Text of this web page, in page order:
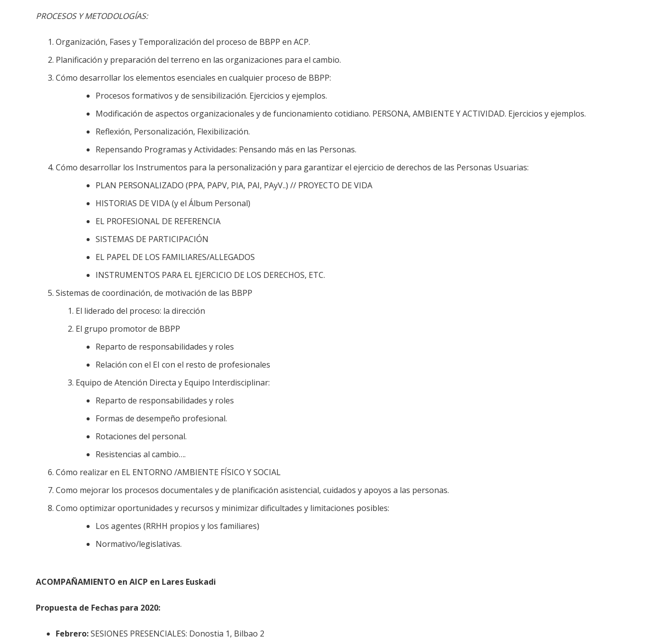
PROCESOS Y METODOLOGÍAS:
Organización, Fases y Temporalización del proceso de BBPP en ACP.
Planificación y preparación del terreno en las organizaciones para el cambio.
Cómo desarrollar los elementos esenciales en cualquier proceso de BBPP:
Procesos formativos y de sensibilización. Ejercicios y ejemplos.
Modificación de aspectos organizacionales y de funcionamiento cotidiano. PERSONA, AMBIENTE Y ACTIVIDAD. Ejercicios y ejemplos.
Reflexión, Personalización, Flexibilización.
Repensando Programas y Actividades: Pensando más en las Personas.
Cómo desarrollar los Instrumentos para la personalización y para garantizar el ejercicio de derechos de las Personas Usuarias:
PLAN PERSONALIZADO (PPA, PAPV, PIA, PAI, PAyV..) // PROYECTO DE VIDA
HISTORIAS DE VIDA (y el Álbum Personal)
EL PROFESIONAL DE REFERENCIA
SISTEMAS DE PARTICIPACIÓN
EL PAPEL DE LOS FAMILIARES/ALLEGADOS
INSTRUMENTOS PARA EL EJERCICIO DE LOS DERECHOS, ETC.
Sistemas de coordinación, de motivación de las BBPP
El liderado del proceso: la dirección
El grupo promotor de BBPP
Reparto de responsabilidades y roles
Relación con el EI con el resto de profesionales
Equipo de Atención Directa y Equipo Interdisciplinar:
Reparto de responsabilidades y roles
Formas de desempeño profesional.
Rotaciones del personal.
Resistencias al cambio….
Cómo realizar en EL ENTORNO /AMBIENTE FÍSICO Y SOCIAL
Como mejorar los procesos documentales y de planificación asistencial, cuidados y apoyos a las personas.
Como optimizar oportunidades y recursos y minimizar dificultades y limitaciones posibles:
Los agentes (RRHH propios y los familiares)
Normativo/legislativas.
ACOMPAÑAMIENTO en AICP en Lares Euskadi
Propuesta de Fechas para 2020:
Febrero:SESIONES PRESENCIALES: Donostia 1, Bilbao 2